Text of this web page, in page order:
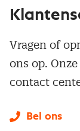
Vragen of
ons op.
contact
Bel ons